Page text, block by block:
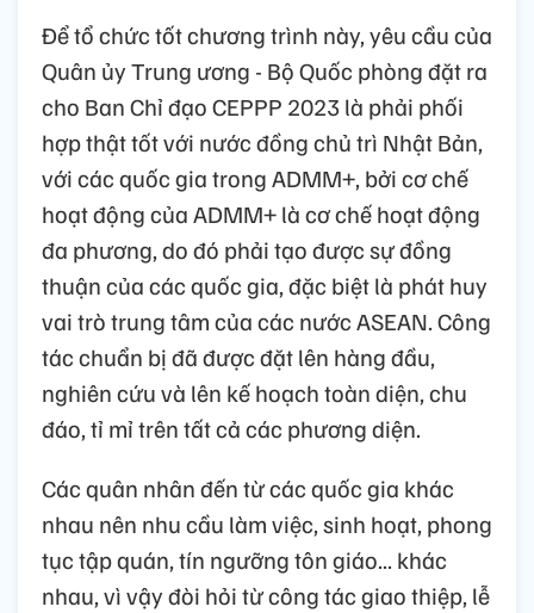
Để tổ chức tốt chương trình này, yêu cầu của
Quân ủy Trung ương - Bộ Quốc phòng đặt ra
cho Ban Chỉ đạo CEPPP 2023 là phải phối
hợp thật tốt với nước đồng chủ trì Nhật Bản,
với các quốc gia trong ADMM+, bởi cơ chế
hoạt động của ADMM+ là cơ chế hoạt động
đa phương, do đó phải tạo được sự đồng
thuận của các quốc gia, đặc biệt là phát huy
vai trò trung tâm của các nước ASEAN. Công
tác chuẩn bị đã được đặt lên hàng đầu,
nghiên cứu và lên kế hoạch toàn diện, chu
đáo, tỉ mỉ trên tất cả các phương diện.
Các quân nhân đến từ các quốc gia khác
nhau nên nhu cầu làm việc, sinh hoạt, phong
tục tập quán, tín ngưỡng tôn giáo... khác
nhau, vì vậy đòi hỏi từ công tác giao thiệp, lễ